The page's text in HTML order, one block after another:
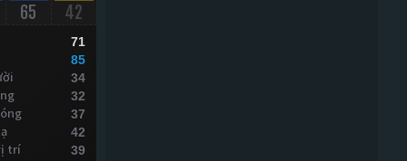
65 42
71
85
34
32
37
42
trí 39